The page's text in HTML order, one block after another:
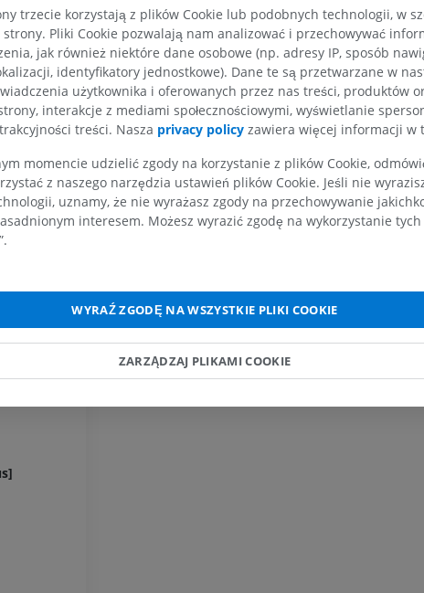
Koń - Palec
RM
PREMIUM
Koń – palec i kopyto
Ilustracje
Koń – głowa
TK
PREMIUM
Ilustracje
ZA DARMO
trzecie korzystają z plików Cookie lub podobnych technologii, w
Pliki Cookie pozwalają nam analizować i przechowywać
jak również niektóre dane osobowe (np. adresy IP, sposób
identyfikatory jednostkowe). Dane te są przetwarzane w
użytkownika i oferowanych przez nas treści, produktów
interakcje z mediami społecznościowymi, wyświetlanie
treści. Nasza privacy policy zawiera więcej informacji w
momencie udzielić zgody na korzystanie z plików Cookie,
z naszego narzędzia ustawień plików Cookie. Jeśli nie
uznamy, że nie wyrażasz zgody na przechowywanie
interesem. Możesz wyrazić zgodę na wykorzystanie
WYRAŹ ZGODĘ NA WSZYSTKIE PLIKI COOKIE
ZARZĄDZAJ PLIKAMI COOKIE